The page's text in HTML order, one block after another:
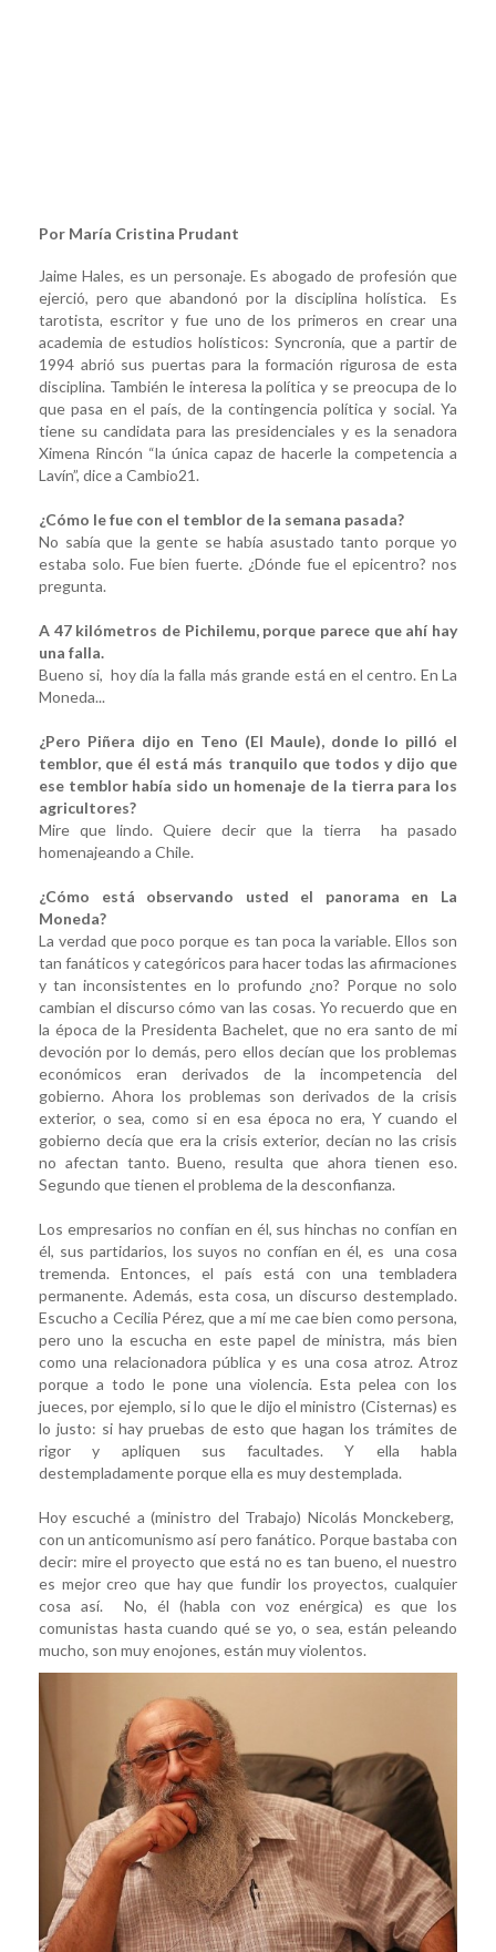
Por María Cristina Prudant
Jaime Hales, es un personaje. Es abogado de profesión que
ejerció, pero que abandonó por la disciplina holística. Es
tarotista, escritor y fue uno de los primeros en crear una
academia de estudios holísticos: Syncronía, que a partir de
1994 abrió sus puertas para la formación rigurosa de esta
disciplina. También le interesa la política y se preocupa de lo
que pasa en el país, de la contingencia política y social. Ya
tiene su candidata para las presidenciales y es la senadora
Ximena Rincón “la única capaz de hacerle la competencia a
Lavín”, dice a Cambio21.
¿Cómo le fue con el temblor de la semana pasada?
No sabía que la gente se había asustado tanto porque yo
estaba solo. Fue bien fuerte. ¿Dónde fue el epicentro? nos
pregunta.
A 47 kilómetros de Pichilemu, porque parece que ahí hay
una falla.
Bueno si, hoy día la falla más grande está en el centro. En La
Moneda...
¿Pero Piñera dijo en Teno (El Maule), donde lo pilló el
temblor, que él está más tranquilo que todos y dijo que
ese temblor había sido un homenaje de la tierra para los
agricultores?
Mire que lindo. Quiere decir que la tierra ha pasado
homenajeando a Chile.
¿Cómo está observando usted el panorama en La
Moneda?
La verdad que poco porque es tan poca la variable. Ellos son
tan fanáticos y categóricos para hacer todas las afirmaciones
y tan inconsistentes en lo profundo ¿no? Porque no solo
cambian el discurso cómo van las cosas. Yo recuerdo que en
la época de la Presidenta Bachelet, que no era santo de mi
devoción por lo demás, pero ellos decían que los problemas
económicos eran derivados de la incompetencia del
gobierno. Ahora los problemas son derivados de la crisis
exterior, o sea, como si en esa época no era, Y cuando el
gobierno decía que era la crisis exterior, decían no las crisis
no afectan tanto. Bueno, resulta que ahora tienen eso.
Segundo que tienen el problema de la desconfianza.
Los empresarios no confían en él, sus hinchas no confían en
él, sus partidarios, los suyos no confían en él, es una cosa
tremenda. Entonces, el país está con una tembladera
permanente. Además, esta cosa, un discurso destemplado.
Escucho a Cecilia Pérez, que a mí me cae bien como persona,
pero uno la escucha en este papel de ministra, más bien
como una relacionadora pública y es una cosa atroz. Atroz
porque a todo le pone una violencia. Esta pelea con los
jueces, por ejemplo, si lo que le dijo el ministro (Cisternas) es
lo justo: si hay pruebas de esto que hagan los trámites de
rigor y apliquen sus facultades. Y ella habla
destempladamente porque ella es muy destemplada.
Hoy escuché a (ministro del Trabajo) Nicolás Monckeberg,
con un anticomunismo así pero fanático. Porque bastaba con
decir: mire el proyecto que está no es tan bueno, el nuestro
es mejor creo que hay que fundir los proyectos, cualquier
cosa así. No, él (habla con voz enérgica) es que los
comunistas hasta cuando qué se yo, o sea, están peleando
mucho, son muy enojones, están muy violentos.